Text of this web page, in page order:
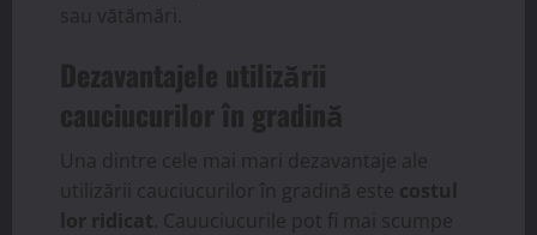
sau vătămări.
Dezavantajele utilizării
cauciucurilor în gradină
Una dintre cele mai mari dezavantaje ale
utilizării cauciucurilor în gradină este costul
lor ridicat . Cauuciucurile pot fi mai scumpe